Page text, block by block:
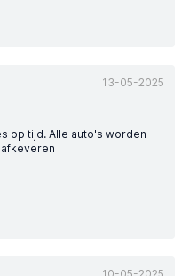
13-05-2025
op tijd. Alle auto's worden